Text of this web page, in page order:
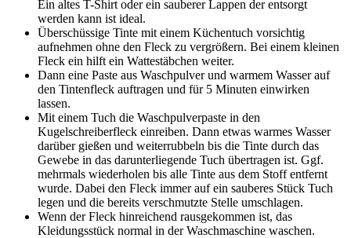
Ein altes T-Shirt oder ein sauberer Lappen der entsorgt
werden kann ist ideal.
Überschüssige Tinte mit einem Küchentuch vorsichtig
aufnehmen ohne den Fleck zu vergrößern. Bei einem kleinen
Fleck ein hilft ein Wattestäbchen weiter.
Dann eine Paste aus Waschpulver und warmem Wasser auf
den Tintenfleck auftragen und für 5 Minuten einwirken
lassen.
Mit einem Tuch die Waschpulverpaste in den
Kugelschreiberfleck einreiben. Dann etwas warmes Wasser
darüber gießen und weiterrubbeln bis die Tinte durch das
Gewebe in das darunterliegende Tuch übertragen ist. Ggf.
mehrmals wiederholen bis alle Tinte aus dem Stoff entfernt
wurde. Dabei den Fleck immer auf ein sauberes Stück Tuch
legen und die bereits verschmutzte Stelle umschlagen.
Wenn der Fleck hinreichend rausgekommen ist, das
Kleidungsstück normal in der Waschmaschine waschen.